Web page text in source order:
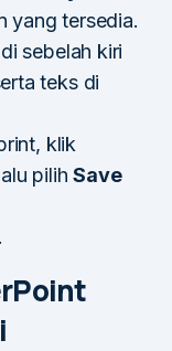
yang tersedia.
sebelah kiri
teks di
klik
pilihSave